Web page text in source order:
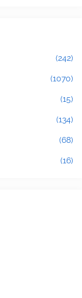
(242)
(1070)
(15)
(134)
(68)
(16)